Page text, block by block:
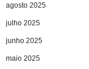
agosto 2025
julho 2025
junho 2025
maio 2025